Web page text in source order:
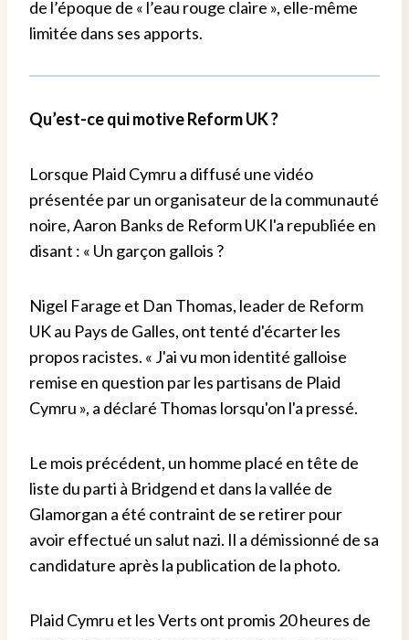
de l’époque de « l’eau rouge claire », elle-même
limitée dans ses apports.
Qu’est-ce qui motive Reform UK ?
Lorsque Plaid Cymru a diffusé une vidéo
présentée par un organisateur de la communauté
noire, Aaron Banks de Reform UK l'a republiée en
disant : « Un garçon gallois ?
Nigel Farage et Dan Thomas, leader de Reform
UK au Pays de Galles, ont tenté d'écarter les
propos racistes. « J'ai vu mon identité galloise
remise en question par les partisans de Plaid
Cymru », a déclaré Thomas lorsqu'on l'a pressé.
Le mois précédent, un homme placé en tête de
liste du parti à Bridgend et dans la vallée de
Glamorgan a été contraint de se retirer pour
avoir effectué un salut nazi. Il a démissionné de sa
candidature après la publication de la photo.
Plaid Cymru et les Verts ont promis 20 heures de